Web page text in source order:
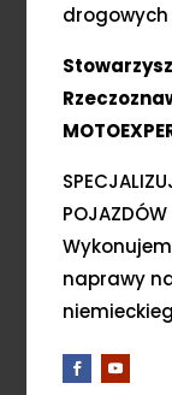
drogowych
POJAZDÓW
naprawy